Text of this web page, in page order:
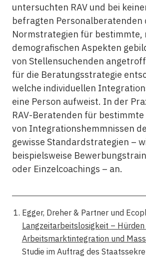
untersuchten RAV und bei
befragten Personalberatenden
Normstrategien für bestimmte,
demografischen Aspekten
von Stellensuchenden
für die Beratungsstrategie
welche individuellen
eine Person aufweist. In der
RAV-Beratenden für
von Integrationshemmnissen
gewisse Standardstrategien –
beispielsweise
oder Einzelcoachings – an.
Egger, Dreher & Partner und
Langzeitarbeitslosigkeit –
Arbeitsmarktintegration und
Studie im Auftrag des